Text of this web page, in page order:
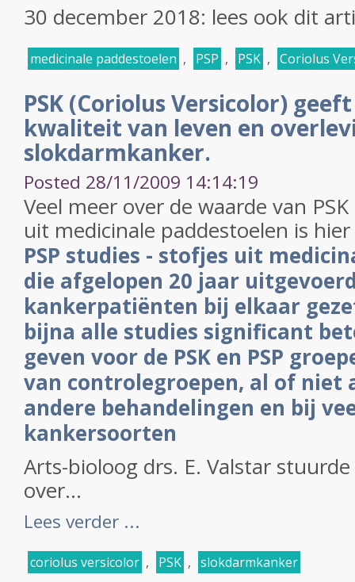
30 december 2018: lees ook dit
medicinale paddestoelen , PSP , PSK , Coriolus
PSK (Coriolus Versicolor)
kwaliteit van leven en
slokdarmkanker.
Posted 28/11/2009 14:14:19
Veel meer over de waarde van
uit medicinale paddestoelen is
PSP studies - stofjes uit
die afgelopen 20 jaar
kankerpatiënten bij elkaar
bijna alle studies significant
geven voor de PSK en PSP
van controlegroepen, al of niet
andere behandelingen en bij
kankersoorten
Arts-bioloog drs. E. Valstar
over...
Lees verder ...
coriolus versicolor , PSK , slokdarmkanker